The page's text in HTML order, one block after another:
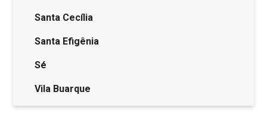
Santa Cecília
Santa Efigênia
Sé
Vila Buarque